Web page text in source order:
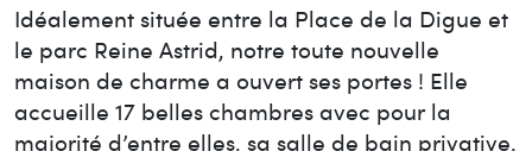
Idéalement située entre la Place de la Digue et
le parc Reine Astrid, notre toute nouvelle
maison de charme a ouvert ses portes ! Elle
accueille 17 belles chambres avec pour la
majorité d’entre elles, sa salle de bain privative.